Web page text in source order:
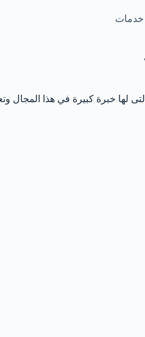
خدمات
لها خبرة كبيرة في هذا